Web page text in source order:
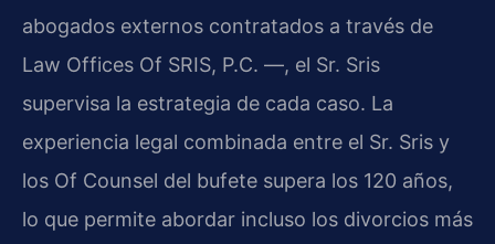
abogados externos contratados a través de
Law Offices Of SRIS, P.C. —, el Sr. Sris
supervisa la estrategia de cada caso. La
experiencia legal combinada entre el Sr. Sris y
los Of Counsel del bufete supera los 120 años,
lo que permite abordar incluso los divorcios más